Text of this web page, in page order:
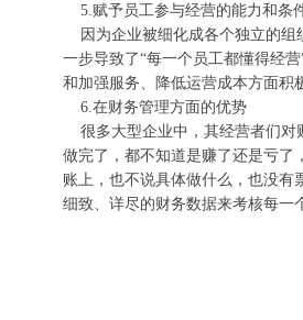
5.赋予员工参与经营的能力和条
因为企业被细化成各个独立的组
一步导致了“每一个员工都懂得经
和加强服务、降低运营成本方面积
6.在财务管理方面的优势
很多大型企业中，其经营者们对
做完了，都不知道是赚了还是亏了
账上，也不说具体做什么，也没有
细致、详尽的财务数据来考核每一